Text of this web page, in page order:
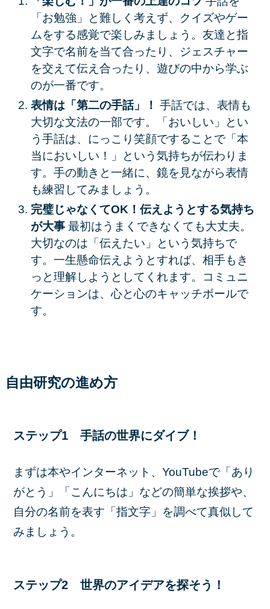
「お勉強」と難しく考えず、クイズやゲー
ムをする感覚で楽しみましょう。友達と指
文字で名前を当て合ったり、ジェスチャー
を交えて伝え合ったり、遊びの中から学ぶ
のが一番です。
表情は「第二の手話」！ 手話では、表情も
大切な文法の一部です。「おいしい」とい
う手話は、にっこり笑顔ですることで「本
当においしい！」という気持ちが伝わりま
す。手の動きと一緒に、鏡を見ながら表情
も練習してみましょう。
完璧じゃなくてOK！伝えようとする気持ち
が大事最初はうまくできなくても大丈夫。
大切なのは「伝えたい」という気持ちで
す。一生懸命伝えようとすれば、相手もき
っと理解しようとしてくれます。コミュニ
ケーションは、心と心のキャッチボールで
す。
自由研究の進め方
ステップ1 手話の世界にダイブ！
まずは本やインターネット、YouTubeで「あり
がとう」「こんにちは」などの簡単な挨拶や、
自分の名前を表す「指文字」を調べて真似して
みましょう。
ステップ2 世界のアイデアを探そう！